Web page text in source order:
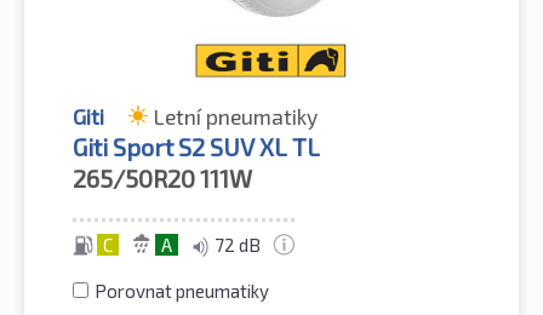
Giti Letní pneumatiky
Giti Sport S2 SUV XL TL
265/50R20111W
C A 72 dB
Porovnat pneumatiky